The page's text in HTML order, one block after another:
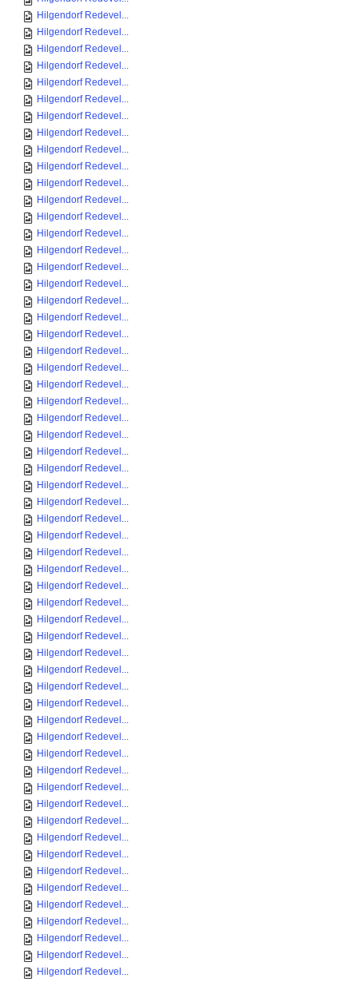
Hilgendorf Redevel...
Hilgendorf Redevel...
Hilgendorf Redevel...
Hilgendorf Redevel...
Hilgendorf Redevel...
Hilgendorf Redevel...
Hilgendorf Redevel...
Hilgendorf Redevel...
Hilgendorf Redevel...
Hilgendorf Redevel...
Hilgendorf Redevel...
Hilgendorf Redevel...
Hilgendorf Redevel...
Hilgendorf Redevel...
Hilgendorf Redevel...
Hilgendorf Redevel...
Hilgendorf Redevel...
Hilgendorf Redevel...
Hilgendorf Redevel...
Hilgendorf Redevel...
Hilgendorf Redevel...
Hilgendorf Redevel...
Hilgendorf Redevel...
Hilgendorf Redevel...
Hilgendorf Redevel...
Hilgendorf Redevel...
Hilgendorf Redevel...
Hilgendorf Redevel...
Hilgendorf Redevel...
Hilgendorf Redevel...
Hilgendorf Redevel...
Hilgendorf Redevel...
Hilgendorf Redevel...
Hilgendorf Redevel...
Hilgendorf Redevel...
Hilgendorf Redevel...
Hilgendorf Redevel...
Hilgendorf Redevel...
Hilgendorf Redevel...
Hilgendorf Redevel...
Hilgendorf Redevel...
Hilgendorf Redevel...
Hilgendorf Redevel...
Hilgendorf Redevel...
Hilgendorf Redevel...
Hilgendorf Redevel...
Hilgendorf Redevel...
Hilgendorf Redevel...
Hilgendorf Redevel...
Hilgendorf Redevel...
Hilgendorf Redevel...
Hilgendorf Redevel...
Hilgendorf Redevel...
Hilgendorf Redevel...
Hilgendorf Redevel...
Hilgendorf Redevel...
Hilgendorf Redevel...
Hilgendorf Redevel...